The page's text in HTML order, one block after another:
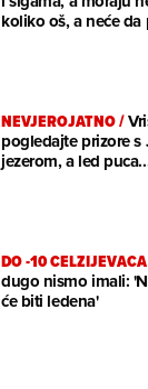
koliko oš, a neće da
NEVJEROJATNO/
pogledajte prizore
jezerom, a led
DO -10 CELZIJEVACA
dugo nismo imali:
će biti ledena'